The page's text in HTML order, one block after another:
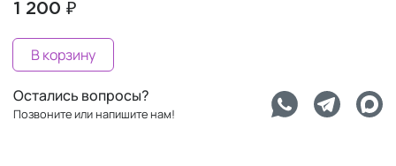
1 200 ₽
В корзину
Остались вопросы?
Позвоните или напишите нам!